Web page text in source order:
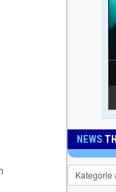
NEWS
News
Themen